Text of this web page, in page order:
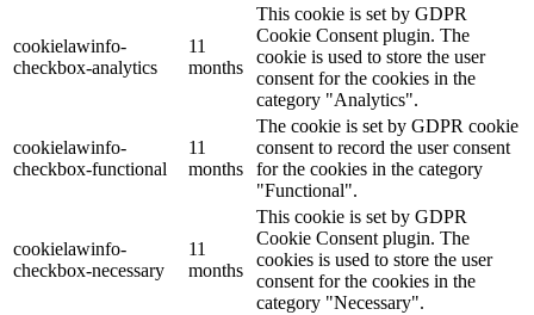
cookielawinfo-
checkbox-analytics
11
months
This cookie is set by GDPR
Cookie Consent plugin. The
cookie is used to store the user
consent for the cookies in the
category "Analytics".
cookielawinfo-
checkbox-functional
11
months
The cookie is set by GDPR cookie
consent to record the user consent
for the cookies in the category
"Functional".
cookielawinfo-
checkbox-necessary
11
months
This cookie is set by GDPR
Cookie Consent plugin. The
cookies is used to store the user
consent for the cookies in the
category "Necessary".